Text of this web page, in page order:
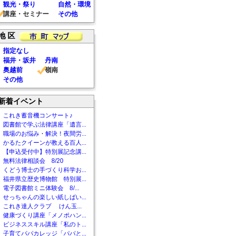
観光・祭り
自然・環境
講座・セミナー
その他
区
指定なし
福井・坂井
丹南
奥越前
嶺南
その他
着イベント
これき蓄音機コンサート♪
図書館で学ぶ法律講座「遺言...
職場のお悩み・解決！夜間労...
かるたクイーンが教える百人...
【申込受付中】特別展記念講...
無料法律相談会 8/20
くどう博士の手づくり科学お...
福井県立歴史博物館 特別展...
電子図書館ミニ体験会 8/...
せっちゃんの楽しい紙しばい...
これき達人クラブ けん玉...
健康づくり講座「メノポハン...
ビジネススキル講座「私のト...
子育てパパカレッジ「パパと...